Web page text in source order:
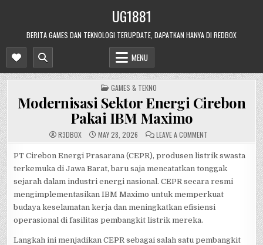
UG1881
BERITA GAMES DAN TEKNOLOGI TERUPDATE, DAPATKAN HANYA DI REDBOX
MENU
POSTED
IN
GAMES & TEKNO
Modernisasi Sektor Energi Cirebon
Pakai IBM Maximo
R3DB0X MAY 28, 2026 LEAVE A COMMENT
ENERGI
PAKAI
MAXIMO
PT Cirebon Energi Prasarana (CEPR), produsen listrik swasta
terkemuka di Jawa Barat, baru saja mencatatkan tonggak
sejarah dalam industri energi nasional. CEPR secara resmi
mengimplementasikan IBM Maximo untuk memperkuat
budaya keselamatan kerja dan meningkatkan efisiensi
operasional di fasilitas pembangkit listrik mereka.
Langkah ini menjadikan CEPR sebagai salah satu pembangkit